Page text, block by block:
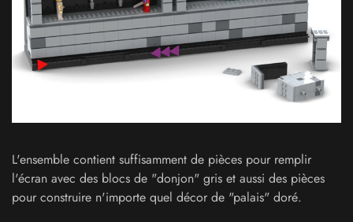
L'ensemble contient suffisamment de pièces pour remplir
l'écran avec des blocs de "donjon" gris et aussi des pièces
pour construire n'importe quel décor de "palais" doré.